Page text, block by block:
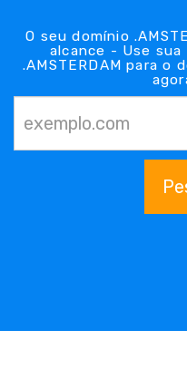
O seu domínio
alcance - Use
.AMSTERDAM para o